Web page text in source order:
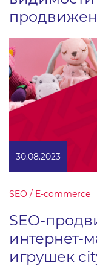
30.08.2023
SEO / E-commerce
SEO-
интернет-
игрушек